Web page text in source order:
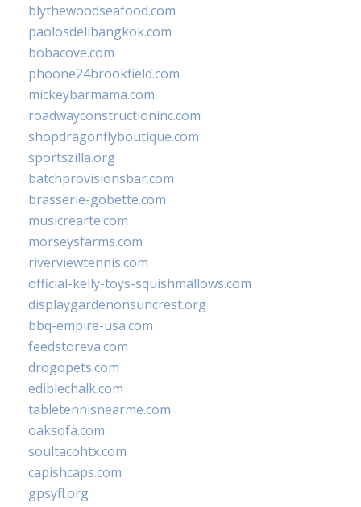
blythewoodseafood.com
paolosdelibangkok.com
bobacove.com
phoone24brookfield.com
mickeybarmama.com
roadwayconstructioninc.com
shopdragonflyboutique.com
sportszilla.org
batchprovisionsbar.com
brasserie-gobette.com
musicrearte.com
morseysfarms.com
riverviewtennis.com
official-kelly-toys-squishmallows.com
displaygardenonsuncrest.org
bbq-empire-usa.com
feedstoreva.com
drogopets.com
ediblechalk.com
tabletennisnearme.com
oaksofa.com
soultacohtx.com
capishcaps.com
gpsyfl.org